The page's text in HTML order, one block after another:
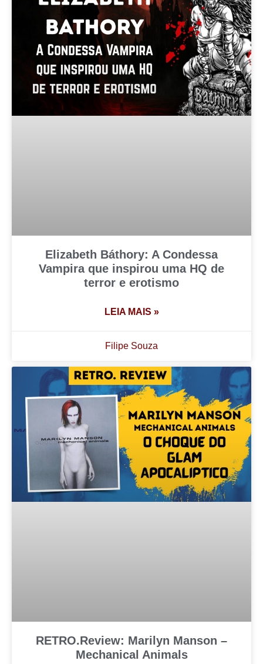
Elizabeth Báthory: A Condessa
Vampira que inspirou uma HQ de
terror e erotismo
LEIA MAIS »
Filipe Souza
RETRO.Review: Marilyn Manson –
Mechanical Animals